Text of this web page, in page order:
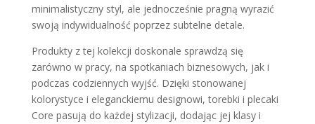
minimalistyczny styl, ale jednocześnie pragną wyrazić
swoją indywidualność poprzez subtelne detale.
Produkty z tej kolekcji doskonale sprawdzą się
zarówno w pracy, na spotkaniach biznesowych, jak i
podczas codziennych wyjść. Dzięki stonowanej
kolorystyce i eleganckiemu designowi, torebki i plecaki
Core pasują do każdej stylizacji, dodając jej klasy i